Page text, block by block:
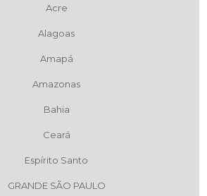
Acre
Alagoas
Amapá
Amazonas
Bahia
Ceará
Espírito Santo
GRANDE SÃO PAULO